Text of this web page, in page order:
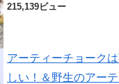
215,139ビュー
アーティーチョーク
しい！＆野生のアー